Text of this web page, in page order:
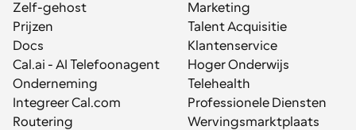
Zelf-gehost
Prijzen
Docs
Cal.ai - AI Telefoonagent
Onderneming
Integreer Cal.com
Routering
Marketing
Talent Acquisitie
Klantenservice
Hoger Onderwijs
Telehealth
Professionele Diensten
Wervingsmarktplaats